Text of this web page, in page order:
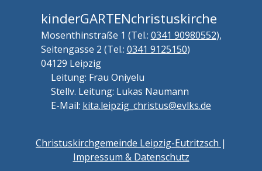
kinderGARTENchristuskirche
Mosenthinstraße 1 (Tel.: 0341 90980552),
Seitengasse 2 (Tel.: 0341 9125150)
04129 Leipzig
Leitung: Frau Oniyelu
Stellv. Leitung: Lukas Naumann
E-Mail: kita.leipzig_christus@evlks.de
Christuskirchgemeinde Leipzig-Eutritzsch |
Impressum & Datenschutz